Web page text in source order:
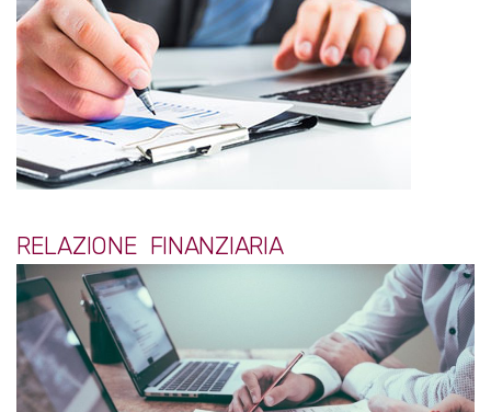
RELAZIONE FINANZIARIA